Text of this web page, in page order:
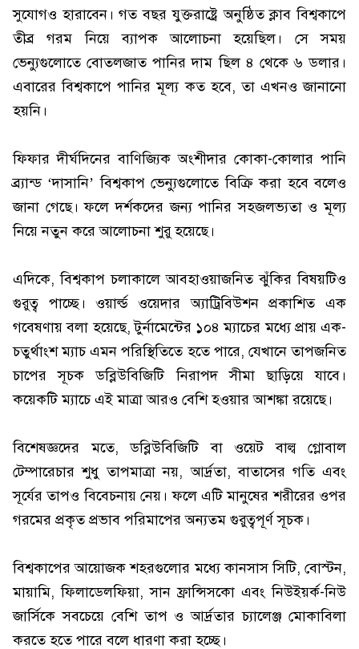
সুযোগও হারাবেন। গত বছর যুক্তরাষ্ট্রে অনুষ্ঠিত ক্লাব বিশ্বকাপে
তীব্র গরম নিয়ে ব্যাপক আলোচনা হয়েছিল। সে সময়
ভেন্যুগুলোতে বোতলজাত পানির দাম ছিল ৪ থেকে ৬ ডলার।
এবারের বিশ্বকাপে পানির মূল্য কত হবে, তা এখনও জানানো
হয়নি।
ফিফার দীর্ঘদিনের বাণিজ্যিক অংশীদার কোকা-কোলার পানি
ব্র্যান্ড ‘দাসানি’ বিশ্বকাপ ভেন্যুগুলোতে বিক্রি করা হবে বলেও
জানা গেছে। ফলে দর্শকদের জন্য পানির সহজলভ্যতা ও মূল্য
নিয়ে নতুন করে আলোচনা শুরু হয়েছে।
এদিকে, বিশ্বকাপ চলাকালে আবহাওয়াজনিত ঝুঁকির বিষয়টিও
গুরুত্ব পাচ্ছে। ওয়ার্ল্ড ওয়েদার অ্যাট্রিবিউশন প্রকাশিত এক
গবেষণায় বলা হয়েছে, টুর্নামেন্টের ১০৪ ম্যাচের মধ্যে প্রায় এক-
চতুর্থাংশ ম্যাচ এমন পরিস্থিতিতে হতে পারে, যেখানে তাপজনিত
চাপের সূচক ডব্লিউবিজিটি নিরাপদ সীমা ছাড়িয়ে যাবে।
কয়েকটি ম্যাচে এই মাত্রা আরও বেশি হওয়ার আশঙ্কা রয়েছে।
বিশেষজ্ঞদের মতে, ডব্লিউবিজিটি বা ওয়েট বাল্ব গ্লোবাল
টেম্পারেচার শুধু তাপমাত্রা নয়, আর্দ্রতা, বাতাসের গতি এবং
সূর্যের তাপও বিবেচনায় নেয়। ফলে এটি মানুষের শরীরের ওপর
গরমের প্রকৃত প্রভাব পরিমাপের অন্যতম গুরুত্বপূর্ণ সূচক।
বিশ্বকাপের আয়োজক শহরগুলোর মধ্যে কানসাস সিটি, বোস্টন,
মায়ামি, ফিলাডেলফিয়া, সান ফ্রান্সিসকো এবং নিউইয়র্ক-নিউ
জার্সিকে সবচেয়ে বেশি তাপ ও আর্দ্রতার চ্যালেঞ্জ মোকাবিলা
করতে হতে পারে বলে ধারণা করা হচ্ছে।